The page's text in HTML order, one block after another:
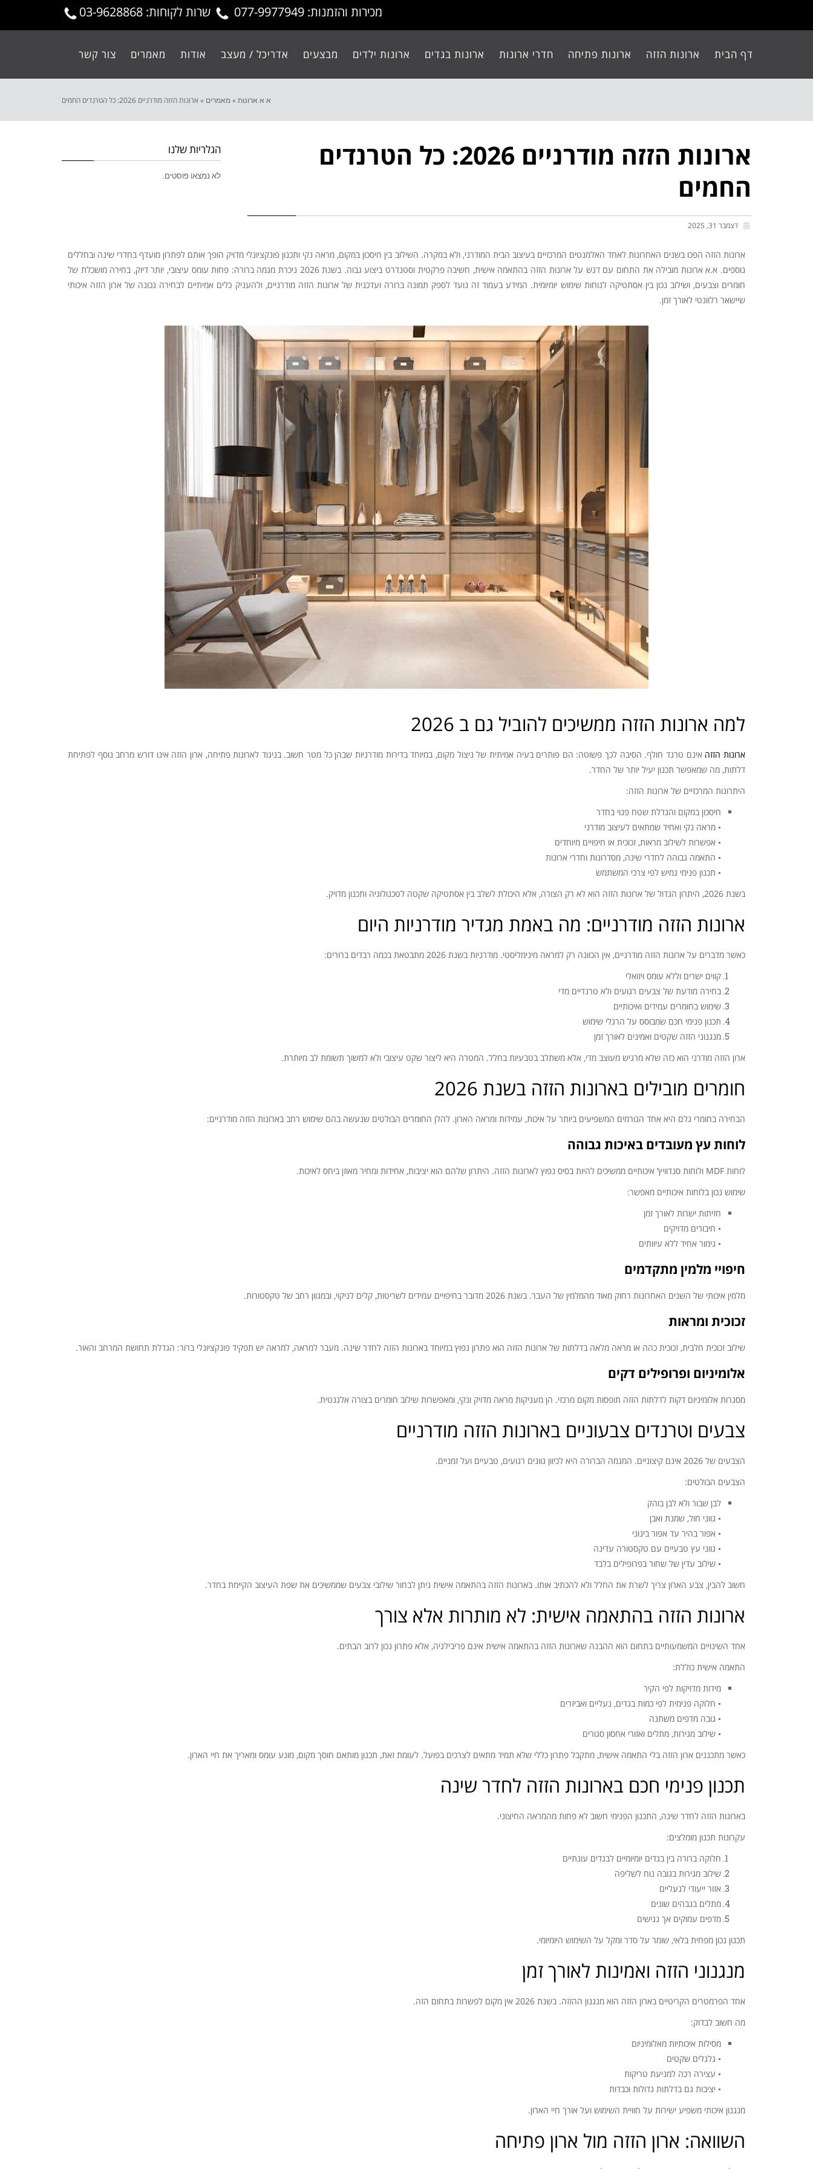
מכירות והזמנות: 077-9977949 שרות לקוחות: 03-9628868
דף הבית ארונות הזזה ארונות פתיחה חדרי ארונות ארונות בגדים ארונות ילדים מבצעים אדריכל / מעצב אודות מאמרים צור קשר
א א ארונות»מאמרים » ארונות הזזה מודרניים 2026: כל הטרנדים החמים
ארונות הזזה מודרניים 2026: כל הטרנדים
החמים
דצמבר 31, 2025
ארונות הזזה הפכו בשנים האחרונות לאחד האלמנטים המרכזיים בעיצוב הבית המודרני, ולא במקרה. השילוב בין חיסכון במקום, מראה נקי ותכנון פונקציונלי מדויק הופך אותם לפתרון מועדף בחדרי שינה ובחללים
נוספים. א.א ארונות מובילה את התחום עם דגש על ארונות הזזה בהתאמה אישית, חשיבה פרקטית וסטנדרט ביצוע גבוה. בשנת 2026 ניכרת מגמה ברורה: פחות עומס עיצובי, יותר דיוק, בחירה מושכלת של
חומרים וצבעים, ושילוב נכון בין אסתטיקה לנוחות שימוש יומיומית. המידע בעמוד זה נועד לספק תמונה ברורה ועדכנית של ארונות הזזה מודרניים, ולהעניק כלים אמיתיים לבחירה נכונה של ארון הזזה איכותי
שיישאר רלוונטי לאורך זמן.
למה ארונות הזזה ממשיכים להוביל גם ב 2026
ארונות הזזה אינם טרנד חולף. הסיבה לכך פשוטה: הם פותרים בעיה אמיתית של ניצול מקום, במיוחד בדירות מודרניות שבהן כל מטר חשוב. בניגוד לארונות פתיחה, ארון הזזה אינו דורש מרחב נוסף לפתיחת
דלתות, מה שמאפשר תכנון יעיל יותר של החדר.
היתרונות המרכזיים של ארונות הזזה:
חיסכון במקום והגדלת שטח פנוי בחדר
• מראה נקי ואחיד שמתאים לעיצוב מודרני
• אפשרות לשילוב מראות, זכוכית או חיפויים מיוחדים
• התאמה גבוהה לחדרי שינה, מסדרונות וחדרי ארונות
• תכנון פנימי גמיש לפי צרכי המשתמש
בשנת 2026, היתרון הגדול של ארונות הזזה הוא לא רק הצורה, אלא היכולת לשלב בין אסתטיקה שקטה לטכנולוגיה ותכנון מדויק.
ארונות הזזה מודרניים: מה באמת מגדיר מודרניות היום
כאשר מדברים על ארונות הזזה מודרניים, אין הכוונה רק למראה מינימליסטי. מודרניות בשנת 2026 מתבטאת בכמה רבדים ברורים:
קווים ישרים וללא עומס ויזואלי
בחירה מודעת של צבעים רגועים ולא טרנדיים מדי
שימוש בחומרים עמידים ואיכותיים
תכנון פנימי חכם שמבוסס על הרגלי שימוש
מנגנוני הזזה שקטים ואמינים לאורך זמן
ארון הזזה מודרני הוא כזה שלא מרגיש מעוצב מדי, אלא משתלב בטבעיות בחלל. המטרה היא ליצור שקט עיצובי ולא למשוך תשומת לב מיותרת.
חומרים מובילים בארונות הזזה בשנת 2026
הבחירה בחומרי גלם היא אחד הגורמים המשפיעים ביותר על איכות, עמידות ומראה הארון. להלן החומרים הבולטים שנעשה בהם שימוש רחב בארונות הזזה מודרניים:
לוחות עץ מעובדים באיכות גבוהה
לוחות MDF ולוחות סנדוויץ’ איכותיים ממשיכים להיות בסיס נפוץ לארונות הזזה. היתרון שלהם הוא יציבות, אחידות ומחיר מאוזן ביחס לאיכות.
שימוש נכון בלוחות איכותיים מאפשר:
חזיתות ישרות לאורך זמן
• חיבורים מדויקים
• גימור אחיד ללא עיוותים
חיפויי מלמין מתקדמים
מלמין איכותי של השנים האחרונות רחוק מאוד מהמלמין של העבר. בשנת 2026 מדובר בחיפויים עמידים לשריטות, קלים לניקוי, ובמגוון רחב של טקסטורות.
זכוכית ומראות
שילוב זכוכית חלבית, זכוכית כהה או מראה מלאה בדלתות של ארונות הזזה הוא פתרון נפוץ במיוחד בארונות הזזה לחדר שינה. מעבר למראה, למראה יש תפקיד פונקציונלי ברור: הגדלת תחושת המרחב והאור.
אלומיניום ופרופילים דקים
מסגרות אלומיניום דקות לדלתות הזזה תופסות מקום מרכזי. הן מעניקות מראה מדויק ונקי, ומאפשרות שילוב חומרים בצורה אלגנטית.
צבעים וטרנדים צבעוניים בארונות הזזה מודרניים
הצבעים של 2026 אינם קיצוניים. המגמה הברורה היא לכיוון גוונים רגועים, טבעיים ועל זמניים.
הצבעים הבולטים:
לבן שבור ולא לבן בוהק
• גווני חול, שמנת ואבן
• אפור בהיר עד אפור בינוני
• גווני עץ טבעיים עם טקסטורה עדינה
• שילוב עדין של שחור בפרופילים בלבד
חשוב להבין, צבע הארון צריך לשרת את החלל ולא להכתיב אותו. בארונות הזזה בהתאמה אישית ניתן לבחור שילובי צבעים שממשיכים את שפת העיצוב הקיימת בחדר.
ארונות הזזה בהתאמה אישית: לא מותרות אלא צורך
אחד השינויים המשמעותיים בתחום הוא ההבנה שארונות הזזה בהתאמה אישית אינם פריבילגיה, אלא פתרון נכון לרוב הבתים.
התאמה אישית כוללת:
מידות מדויקות לפי הקיר
• חלוקה פנימית לפי כמות בגדים, נעליים ואביזרים
• גובה מדפים משתנה
• שילוב מגירות, מתלים ואזורי אחסון סגורים
כאשר מתכננים ארון הזזה בלי התאמה אישית, מתקבל פתרון כללי שלא תמיד מתאים לצרכים בפועל. לעומת זאת, תכנון מותאם חוסך מקום, מונע עומס ומאריך את חיי הארון.
תכנון פנימי חכם בארונות הזזה לחדר שינה
בארונות הזזה לחדר שינה, התכנון הפנימי חשוב לא פחות מהמראה החיצוני.
עקרונות תכנון מומלצים:
חלוקה ברורה בין בגדים יומיומיים לבגדים עונתיים
שילוב מגירות בגובה נוח לשליפה
אזור ייעודי לנעליים
מתלים בגבהים שונים
מדפים עמוקים אך נגישים
תכנון נכון מפחית בלאי, שומר על סדר ומקל על השימוש היומיומי.
מנגנוני הזזה ואמינות לאורך זמן
אחד הפרמטרים הקריטיים בארון הזזה הוא מנגנון ההזזה. בשנת 2026 אין מקום לפשרות בתחום הזה.
מה חשוב לבדוק:
מסילות איכותיות מאלומיניום
• גלגלים שקטים
• עצירה רכה למניעת טריקות
• יציבות גם בדלתות גדולות וכבדות
מנגנון איכותי משפיע ישירות על חוויית השימוש ועל אורך חיי הארון.
השוואה: ארון הזזה מול ארון פתיחה
הגלריות שלנו
לא נמצאו פוסטים.